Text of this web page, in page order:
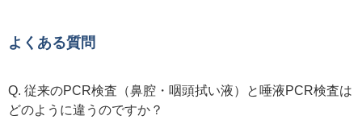
よくある質問
Q. 従来のPCR検査（鼻腔・咽頭拭い液）と唾液PCR検査は
どのように違うのですか？